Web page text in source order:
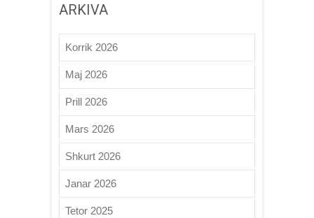
ARKIVA
Korrik 2026
Maj 2026
Prill 2026
Mars 2026
Shkurt 2026
Janar 2026
Tetor 2025